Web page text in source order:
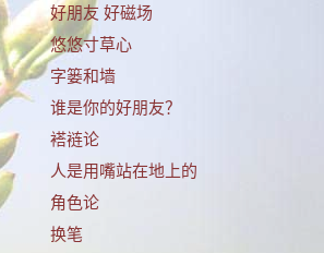
好朋友 好磁场
悠悠寸草心
字篓和墙
谁是你的好朋友？
褡裢论
人是用嘴站在地上的
角色论
换笔